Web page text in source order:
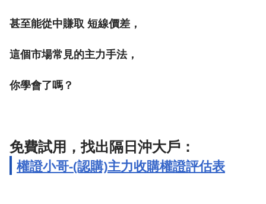
甚至能從中賺取 短線價差，
這個市場常見的主力手法，
你學會了嗎？
免費試用，找出隔日沖大戶：
權證小哥-(認購)主力收購權證評估表